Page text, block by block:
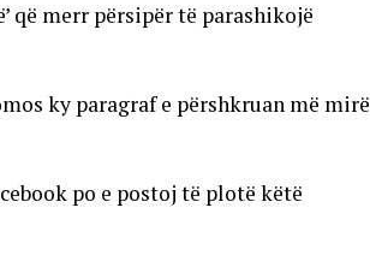
që merr përsipër të parashikojë
ky paragraf e përshkruan më mirë
po e postoj të plotë këtë